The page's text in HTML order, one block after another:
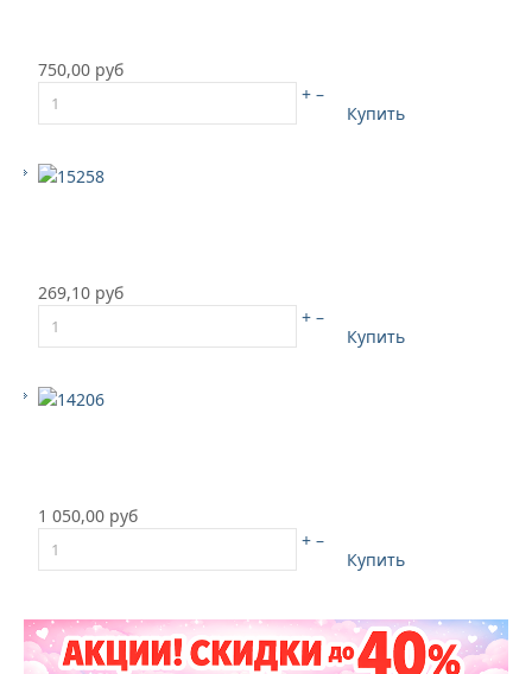
750,00 руб
+ –
Купить
269,10 руб
+ –
Купить
1 050,00 руб
+ –
Купить